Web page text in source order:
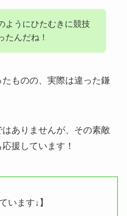
ようにひたむきに競技
たんだね！
たものの、実際は違った鎌
ありませんが、その素敵
援しています！
います↓】